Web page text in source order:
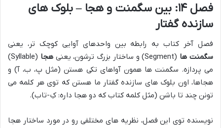
فصل ۱۴: بین سگمنت و هجا – بلوک های
سازنده گفتار
فصل آخر کتاب به رابطه بین واحدهای آوایی کوچک تر، یعنی
سگمنت ها (Segment) و ساختار بزرگ ترشون، یعنی هجا
(Syllable)
می پردازه. سگمنت ها همون آواهای تکی هستن (مثل پ، ب، آ) و
هجاها، اون بلوک های سازنده گفتار ما هستن که توی هر کلمه می
تونن چند تا باشن (مثل کلمه کتاب که دو هجا داره: کِ-تاب).
نویسنده توی این فصل، نظریه های مختلفی رو در مورد ساختار هجا